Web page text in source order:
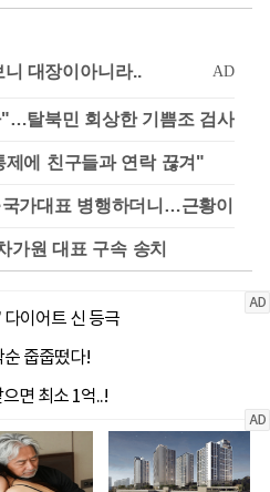
탈북민 회상한 기쁨조 검사
제에 친구들과 연락 끊겨"
가대표 병행하더니…근황이
가원 대표 구속 송치